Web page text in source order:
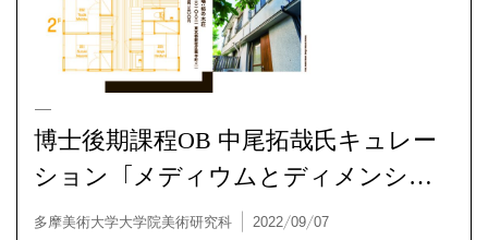
博士後期課程OB 中尾拓哉氏キュレー
ション「メディウムとディメンショ
ン：Liminal」